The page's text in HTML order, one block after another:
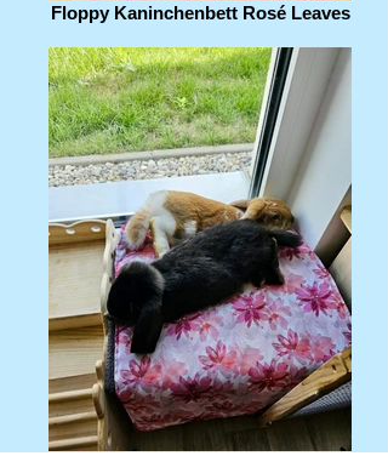
Floppy Kaninchenbett Rosé Leaves